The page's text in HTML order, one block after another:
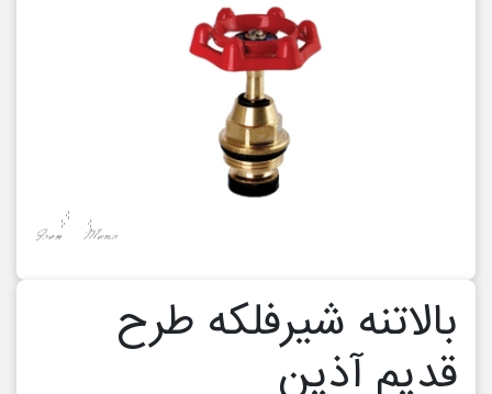
بالاتنه شیرفلکه طرح
قدیم آذین